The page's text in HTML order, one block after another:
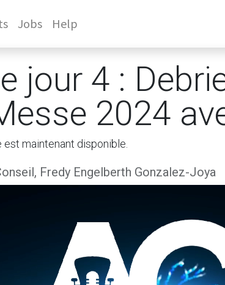
Jobs Help
jour 4 :
2024
maintenant disponible.
Fredy Engelberth Gonzalez-Joya